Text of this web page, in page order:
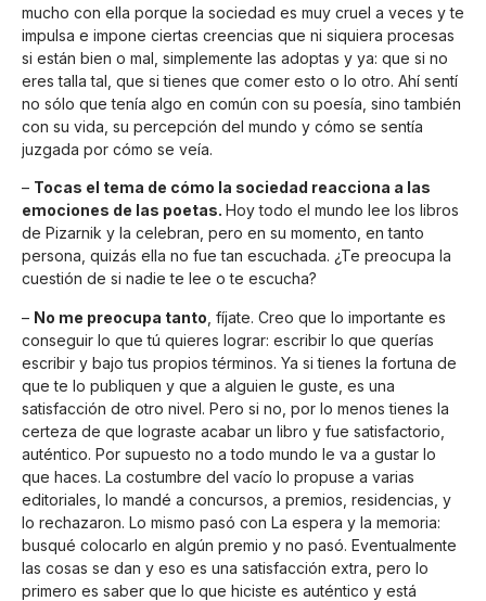
mucho con ella porque la sociedad es muy cruel a veces y te
impulsa e impone ciertas creencias que ni siquiera procesas
si están bien o mal, simplemente las adoptas y ya: que si no
eres talla tal, que si tienes que comer esto o lo otro. Ahí sentí
no sólo que tenía algo en común con su poesía, sino también
con su vida, su percepción del mundo y cómo se sentía
juzgada por cómo se veía.
– Tocas el tema de cómo la sociedad reacciona a las
emociones de las poetas. Hoy todo el mundo lee los libros
de Pizarnik y la celebran, pero en su momento, en tanto
persona, quizás ella no fue tan escuchada. ¿Te preocupa la
cuestión de si nadie te lee o te escucha?
– No me preocupa tanto , fíjate. Creo que lo importante es
conseguir lo que tú quieres lograr: escribir lo que querías
escribir y bajo tus propios términos. Ya si tienes la fortuna de
que te lo publiquen y que a alguien le guste, es una
satisfacción de otro nivel. Pero si no, por lo menos tienes la
certeza de que lograste acabar un libro y fue satisfactorio,
auténtico. Por supuesto no a todo mundo le va a gustar lo
que haces. La costumbre del vacío lo propuse a varias
editoriales, lo mandé a concursos, a premios, residencias, y
lo rechazaron. Lo mismo pasó con La espera y la memoria:
busqué colocarlo en algún premio y no pasó. Eventualmente
las cosas se dan y eso es una satisfacción extra, pero lo
primero es saber que lo que hiciste es auténtico y está